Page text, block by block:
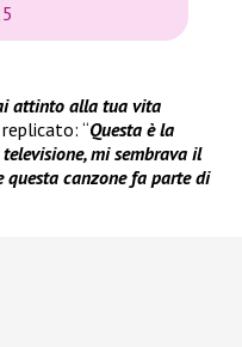
attinto alla tua vita
“Questa è la
mi sembrava il
questa canzone fa parte di